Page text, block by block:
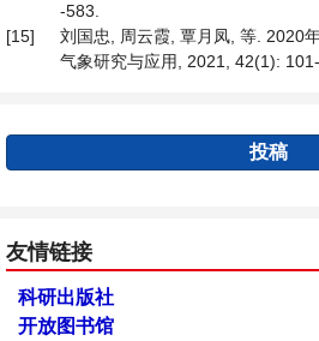
-583.
[15]
刘国忠, 周云霞, 覃月凤, 等. 2020
气象研究与应用, 2021, 42(1): 101-
投稿
友情链接
科研出版社
开放图书馆